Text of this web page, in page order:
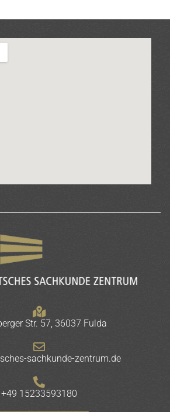
Str. 57, 36037 Fulda
sachkunde-zentrum.de
+49 15233593180